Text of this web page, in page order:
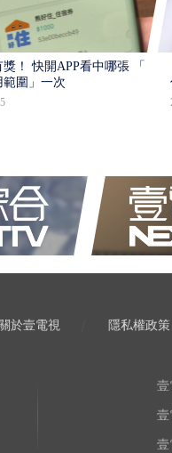
！ 快開APP看中哪張 「怎
範圍」一次
關於壹電視 隱私權政策
壹
壹
壹